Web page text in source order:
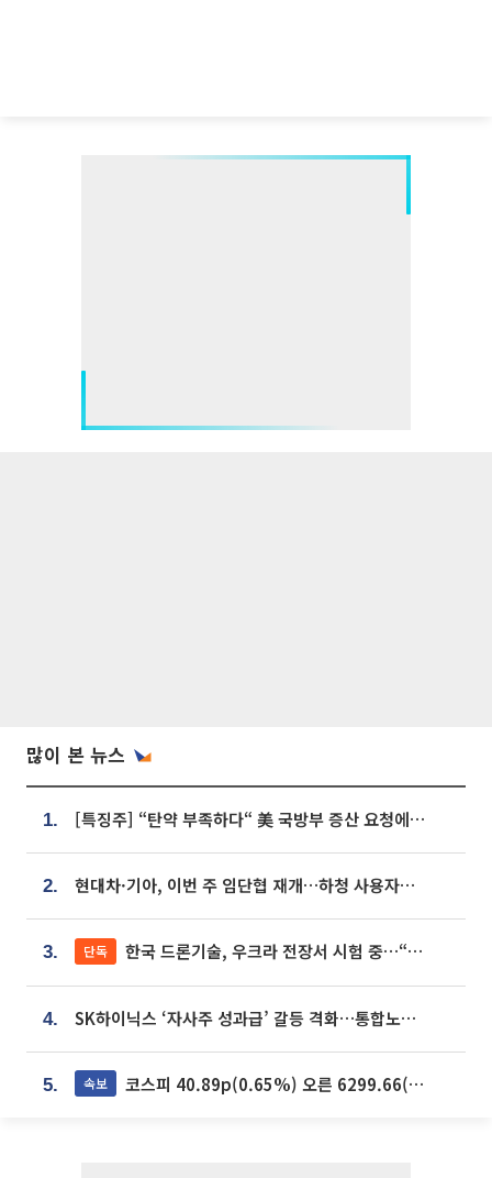
많이 본 뉴스
1. [특징주] “탄약 부족하다“ 美 국방부 증산 요청에⋯국내 방산주 급등세
2. 현대차·기아, 이번 주 임단협 재개…하청 사용자성 재심도 ‘변수’
3. 단독 한국 드론기술, 우크라 전장서 시험 중…“스타트업 여러 곳 참여”
4. SK하이닉스 ‘자사주 성과급’ 갈등 격화…통합노조 출범 움직임
5. 속보 코스피 40.89p(0.65%) 오른 6299.66(마감)